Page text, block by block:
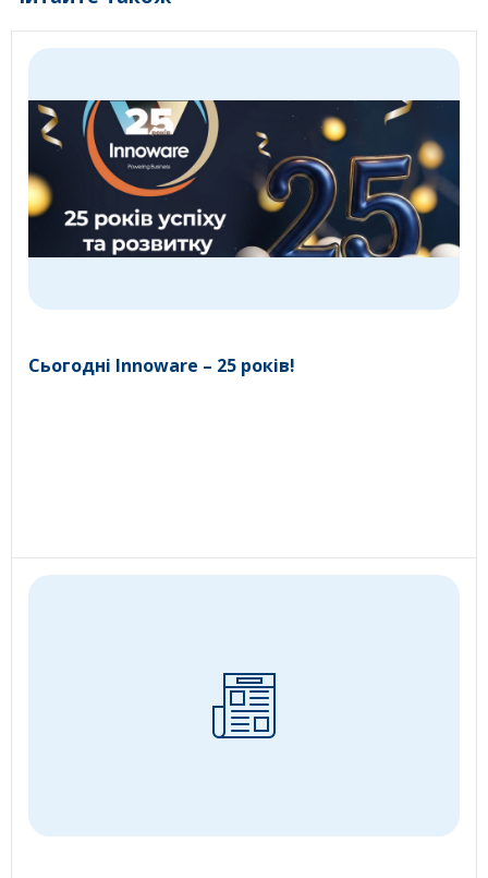
Сьогодні Innoware – 25 років!